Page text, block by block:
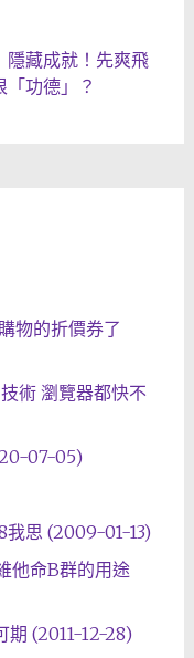
隱藏成就！先爽飛
功德」？
物的折價券了
術 瀏覽器都快不
07-05)
思 (2009-01-13)
他命B群的用途
期 (2011-12-28)